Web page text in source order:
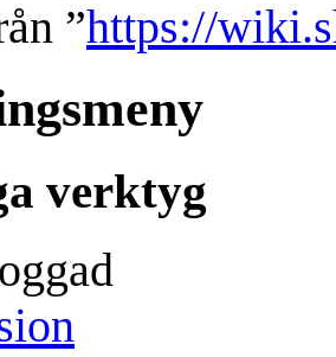
”https://
verktyg